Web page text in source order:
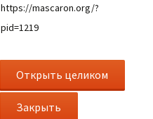
https://mascaron.org/?
pid=1219